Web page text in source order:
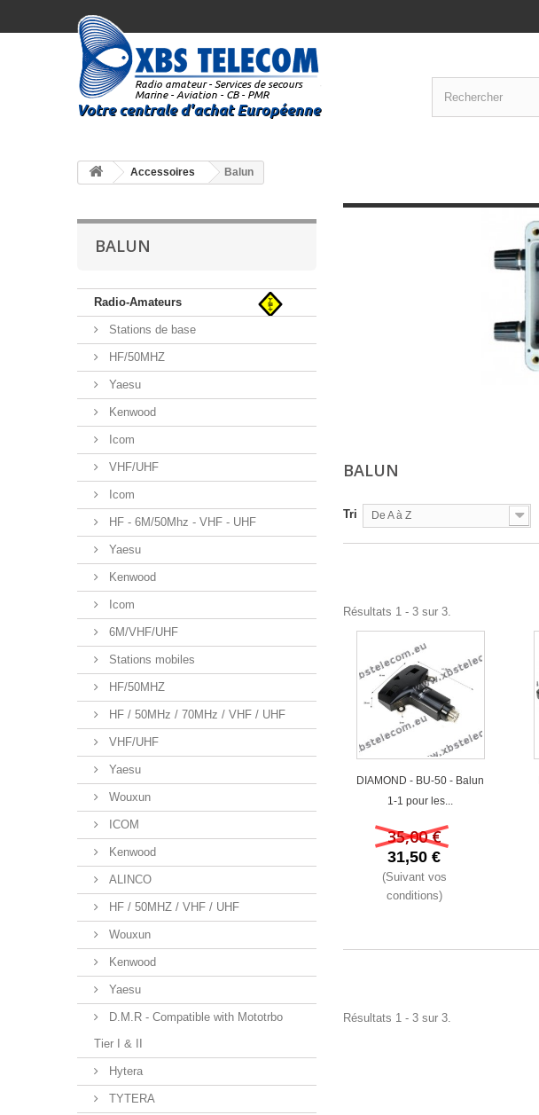
Accessoires Balun
BALUN
Radio-Amateurs
Stations de base
HF/50MHZ
Yaesu
Kenwood
Icom
VHF/UHF
Icom
HF - 6M/50Mhz - VHF - UHF
Yaesu
Kenwood
Icom
6M/VHF/UHF
Stations mobiles
HF/50MHZ
HF / 50MHz / 70MHz / VHF / UHF
VHF/UHF
Yaesu
Wouxun
ICOM
Kenwood
ALINCO
HF / 50MHZ / VHF / UHF
Wouxun
Kenwood
Yaesu
D.M.R - Compatible with Mototrbo
Tier I & II
Hytera
TYTERA
BALUN
Tri De A à Z
Résultats 1 - 3 sur 3.
DIAMOND - BU-50 - Balun
1-1 pour les...
35,00 €
31,50 €
(Suivant vos
conditions)
Résultats 1 - 3 sur 3.